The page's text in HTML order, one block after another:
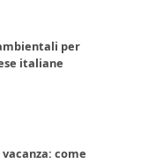
per
italiane
come